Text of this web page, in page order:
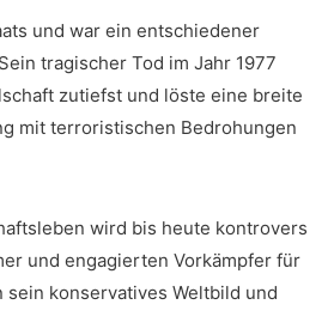
und war ein entschiedener
tragischer ‍Tod im Jahr 1977​
⁣zutiefst und löste eine breite
mit terroristischen⁢ Bedrohungen
wird⁤ bis heute kontrovers
und ‌engagierten‌ Vorkämpfer für
⁣konservatives ⁤Weltbild und